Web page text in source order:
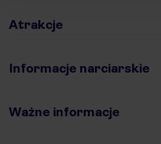
Atrakcje
Informacje narciarskie
Ważne informacje